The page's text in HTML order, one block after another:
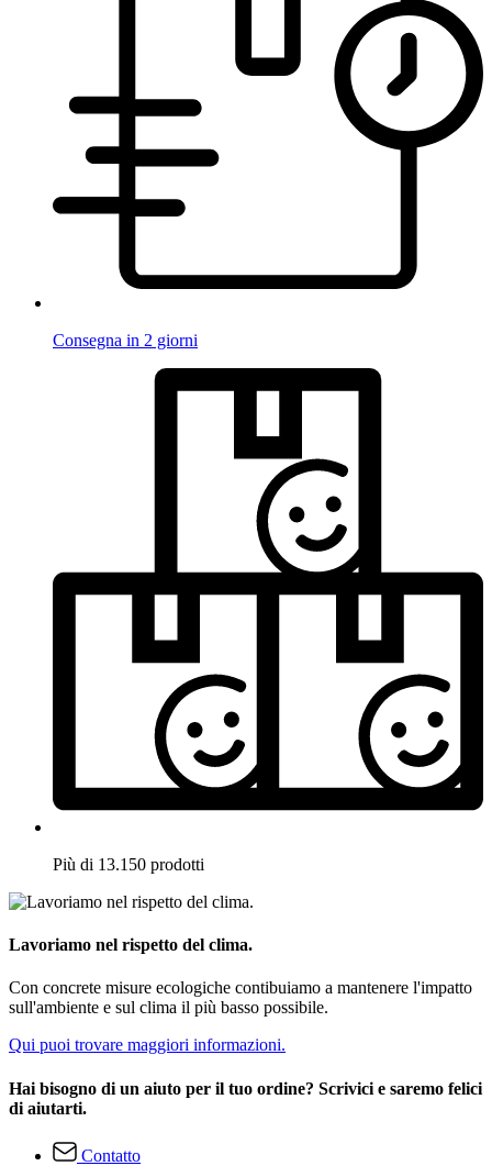
Consegna in 2 giorni
Più di 13.150 prodotti
Lavoriamo nel rispetto del clima.
Con concrete misure ecologiche contibuiamo a mantenere l'impatto
sull'ambiente e sul clima il più basso possibile.
Qui puoi trovare maggiori informazioni.
Hai bisogno di un aiuto per il tuo ordine? Scrivici e saremo felici
di aiutarti.
Contatto